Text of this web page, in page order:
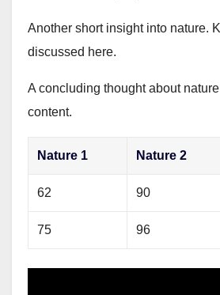
Another short insight into nature.
discussed here.
A concluding thought about
content.
Nature 1 Nature 2
62 90
75 96